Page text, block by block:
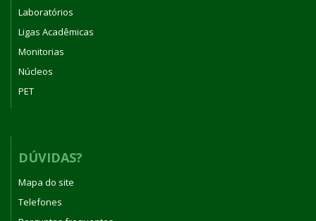
Laboratórios
Ligas Acadêmicas
Monitorias
Núcleos
PET
DÚVIDAS?
Mapa do site
Telefones